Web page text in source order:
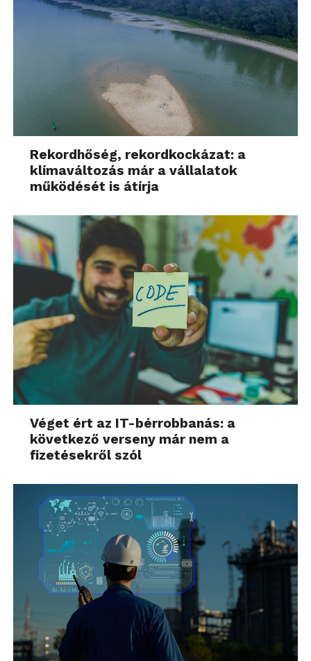
Rekordhőség, rekordkockázat: a
klímaváltozás már a vállalatok
működését is átírja
Véget ért az IT-bérrobbanás: a
következő verseny már nem a
fizetésekről szól